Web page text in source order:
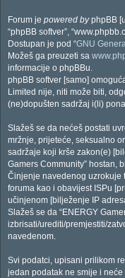
Forum je powered byphpBB [u
“phpBB softver”,
Dostupan je pod “GNU
Možeš ga preuzeti sa
informacije o phpBBu.
phpBB softver [samo]
Limited nije, niti može biti,
(ne)dopušten sadržaj i(li)
Slažeš se da nećeš postati
mržnje, prijeteće, seksualno
sadržaje koji krše zakon(e)
Gamers Community” hostan,
Činjenje navedenog uzrokuje
foruma kao i obavijest ISPu
učinjenom [bilježenje IP
Slažeš se da “ENERGY
izbrisati/urediti/premjestiti/
navedenom.
Svi podatci, upisani prilikom
jedan podatak ne smije i